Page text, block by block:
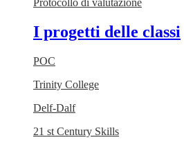
I progetti delle classi
POC
Trinity College
Delf-Dalf
21 st Century Skills